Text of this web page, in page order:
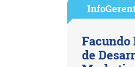
Facundo
de